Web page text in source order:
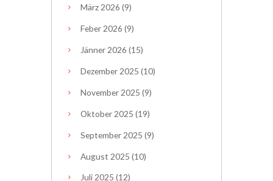
März 2026 (9)
Feber 2026 (9)
Jänner 2026 (15)
Dezember 2025 (10)
November 2025 (9)
Oktober 2025 (19)
September 2025 (9)
August 2025 (10)
Juli2025 (12)